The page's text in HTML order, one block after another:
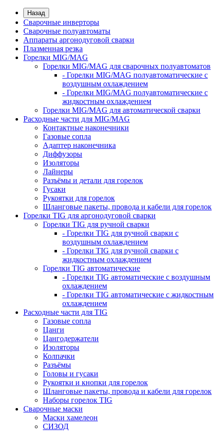
Назад
Сварочные инверторы
Сварочные полуавтоматы
Аппараты аргонодуговой сварки
Плазменная резка
Горелки MIG/MAG
Горелки MIG/MAG для сварочных полуавтоматов
- Горелки MIG/MAG полуавтоматические с
воздушным охлаждением
- Горелки MIG/MAG полуавтоматические с
жидкостным охлаждением
Горелки MIG/MAG для автоматической сварки
Расходные части для MIG/MAG
Контактные наконечники
Газовые сопла
Адаптер наконечника
Диффузоры
Изоляторы
Лайнеры
Разъёмы и детали для горелок
Гусаки
Рукоятки для горелок
Шланговые пакеты, провода и кабели для горелок
Горелки TIG для аргонодуговой сварки
Горелки TIG для ручной сварки
- Горелки TIG для ручной сварки с
воздушным охлаждением
- Горелки TIG для ручной сварки с
жидкостным охлаждением
Горелки TIG автоматические
- Горелки TIG автоматические с воздушным
охлаждением
- Горелки TIG автоматические с жидкостным
охлаждением
Расходные части для TIG
Газовые сопла
Цанги
Цангодержатели
Изоляторы
Колпачки
Разъёмы
Головы и гусаки
Рукоятки и кнопки для горелок
Шланговые пакеты, провода и кабели для горелок
Наборы горелок TIG
Сварочные маски
Маски хамелеон
СИЗОД